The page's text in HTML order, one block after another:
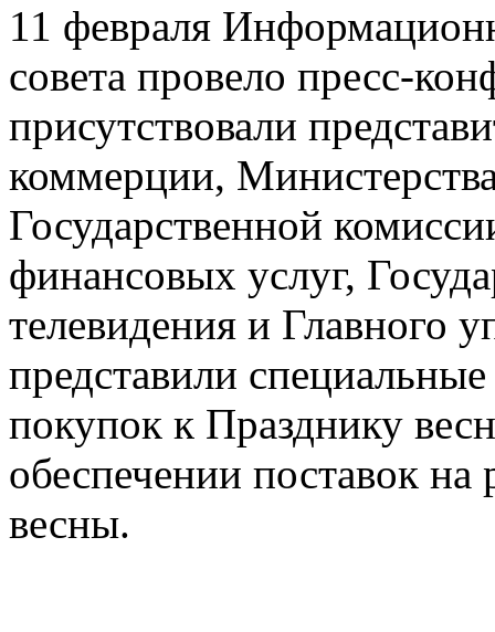
11 февраля
совета провело пресс-
присутствовали
коммерции,
Государственной
финансовых услуг,
телевидения и Главного
представили
покупок к Празднику
обеспечении поставок
весны.